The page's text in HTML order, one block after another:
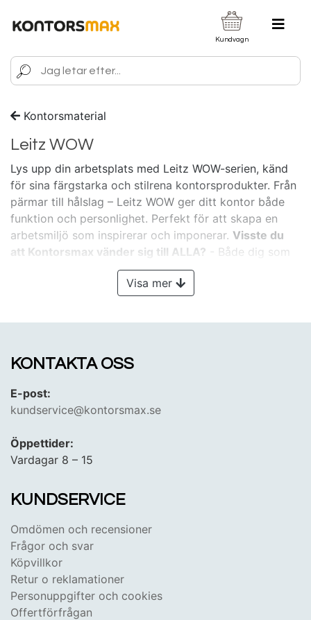
Kundvagn
Kontorsmaterial
Leitz WOW
Lys upp din arbetsplats med Leitz WOW-serien, känd
för sina färgstarka och stilrena kontorsprodukter. Från
pärmar till hålslag – Leitz WOW ger ditt kontor både
funktion och personlighet. Perfekt för att skapa en
arbetsmiljö som inspirerar och imponerar. Visste du
att Kontorsmax vänder sig till ALLA? - Både dig som
företagare, arbetsgivare och privatkund!
Visa mer
KONTAKTA OSS
E-post:
kundservice@kontorsmax.se
Öppettider:
Vardagar 8 – 15
KUNDSERVICE
Omdömen och recensioner
Frågor och svar
Köpvillkor
Retur o reklamationer
Personuppgifter och cookies
Offertförfrågan